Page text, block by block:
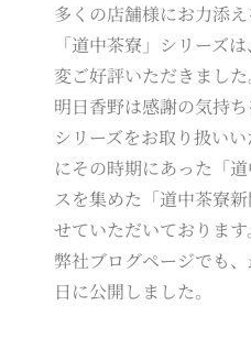
多くの店舗様にお力添
「道中茶寮」シリーズ
変ご好評いただきました
明日香野は感謝の気持ち
シリーズをお取り扱い
にその時期にあった「
スを集めた「道中茶寮
せていただいております。
弊社ブログページでも
日に公開しました。